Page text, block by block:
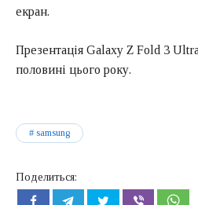
екран.
Презентація Galaxy Z Fold 3
половині цього року.
samsung
Поделиться: